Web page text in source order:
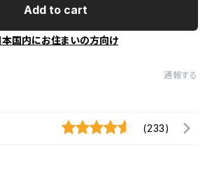
Add to cart
本国内にお住まいの方向け
通報する
(233)